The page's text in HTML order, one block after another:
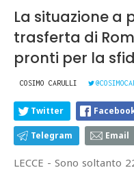
La situazione a
trasferta di
pronti per la
COSIMO CARULLI
Twitter
Telegram Email
LECCE - Sono soltanto